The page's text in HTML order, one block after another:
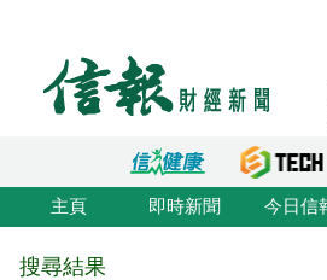
主頁 即時新聞 今日信
搜尋結果